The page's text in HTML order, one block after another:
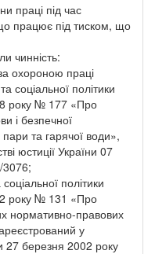
праці під час
працює під тиском, що
чинність:
охороною праці
соціальної політики
року № 177 «Про
і безпечної
пари та гарячої води»,
юстиції України 07
політики
року № 131 «Про
нормативно-правових
у
27 березня 2002 року